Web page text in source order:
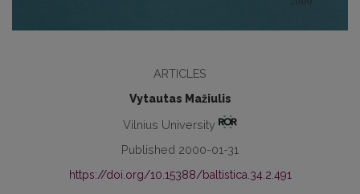
ARTICLES
Vytautas Mažiulis
Vilnius University
Published 2000-01-31
https://doi.org/10.15388/baltistica.34.2.491